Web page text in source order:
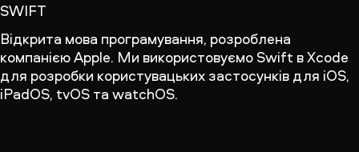
SWIFT
Відкрита мова програмування, розроблена
компанією Apple. Ми використовуємо Swift в Xcode
для розробки користувацьких застосунків для iOS,
iPadOS, tvOS та watchOS.